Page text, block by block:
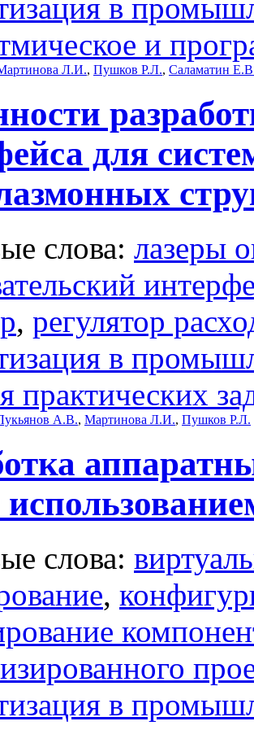
в
и
Л.И., Пушков Р.Л., Саламатин
для
слова: лазеры
, регулятор
в
практических
А.В., Мартинова Л.И., Пушков Р.Л.
слова:
,
в